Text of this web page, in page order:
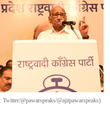
اجیت پوار اور شرد پوار۔ (تصویر بہ شکریہ: Twitter/@pawarspeaks/@ajitpawarspeaks)